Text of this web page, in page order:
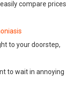
compare prices
to your doorstep,
to wait in annoying